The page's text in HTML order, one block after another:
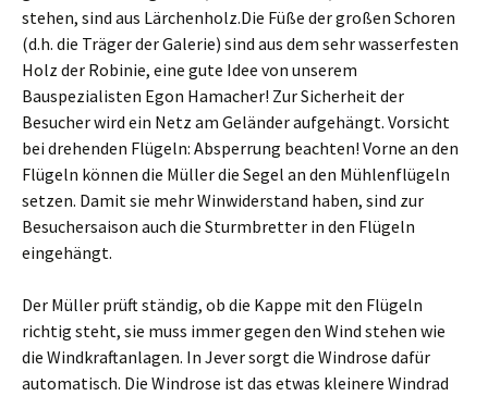
stehen, sind aus Lärchenholz.Die Füße der großen Schoren
(d.h. die Träger der Galerie) sind aus dem sehr wasserfesten
Holz der Robinie, eine gute Idee von unserem
Bauspezialisten Egon Hamacher! Zur Sicherheit der
Besucher wird ein Netz am Geländer aufgehängt. Vorsicht
bei drehenden Flügeln: Absperrung beachten! Vorne an den
Flügeln können die Müller die Segel an den Mühlenflügeln
setzen. Damit sie mehr Winwiderstand haben, sind zur
Besuchersaison auch die Sturmbretter in den Flügeln
eingehängt.
Der Müller prüft ständig, ob die Kappe mit den Flügeln
richtig steht, sie muss immer gegen den Wind stehen wie
die Windkraftanlagen. In Jever sorgt die Windrose dafür
automatisch. Die Windrose ist das etwas kleinere Windrad